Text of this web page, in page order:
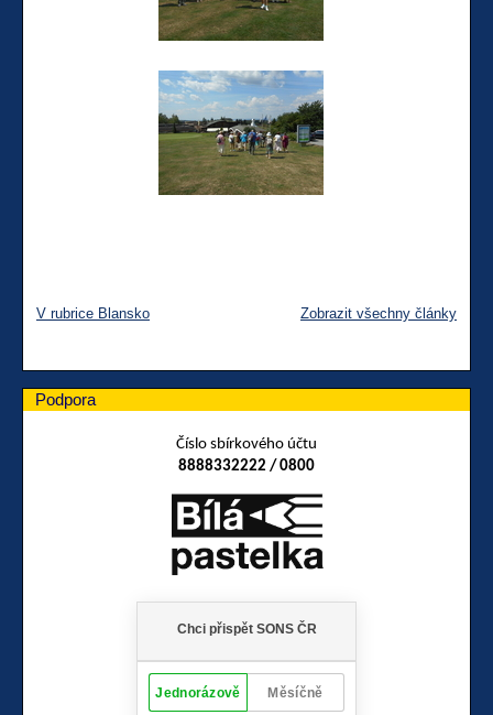
V rubrice Blansko Zobrazit všechny články
Podpora
Číslo sbírkového účtu
8888332222 / 0800